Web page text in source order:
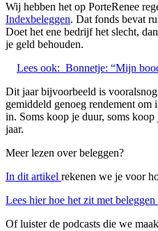
Wij hebben het op PorteRenee
Indexbeleggen. Dat fonds bevat
Doet het ene bedrijf het slecht,
je geld behouden.
Lees ook: Bonnetje: “Mijn
Dit jaar bijvoorbeeld is
gemiddeld genoeg rendement
in. Soms koop je duur, soms
jaar.
Meer lezen over beleggen?
In dit artikel rekenen we je voor
Lees hier hoe het zit met
Of luister de podcasts die we